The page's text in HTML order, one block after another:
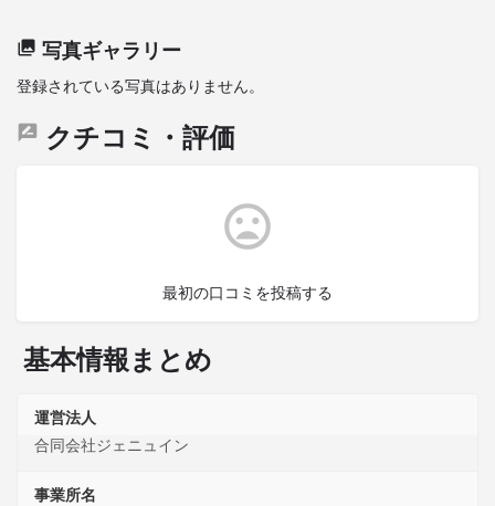
写真ギャラリー
登録されている写真はありません。
クチコミ・評価
最初の口コミを投稿する
基本情報まとめ
運営法人
合同会社ジェニュイン
事業所名